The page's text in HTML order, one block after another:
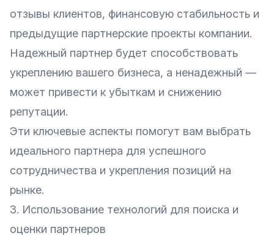
отзывы клиентов, финансовую стабильность и
предыдущие партнерские проекты компании.
Надежный партнер будет способствовать
укреплению вашего бизнеса, а ненадежный —
может привести к убыткам и снижению
репутации.
Эти ключевые аспекты помогут вам выбрать
идеального партнера для успешного
сотрудничества и укрепления позиций на
рынке.
3. Использование технологий для поиска и
оценки партнеров